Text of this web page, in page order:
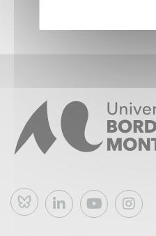
La seconde partie de cette
Il sera nécessaire d’avoir
participer à la séance 2.
Bluesky